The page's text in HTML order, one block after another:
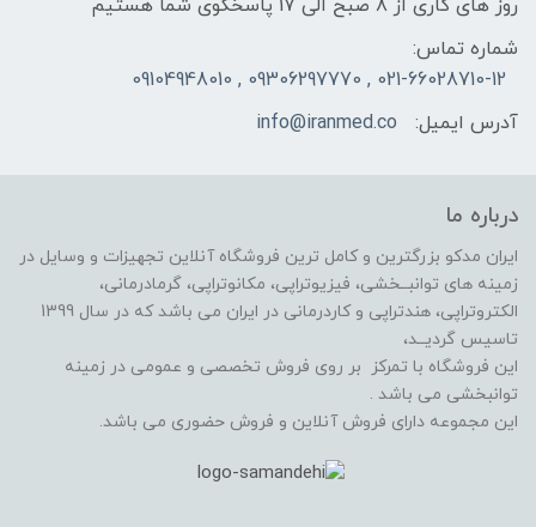
روز های کاری از 8 صبح الی 17 پاسخگوی شما هستیم
شماره تماس:
021-66028710-12 , 09306297770 , 09104948010
آدرس ایمیل:
info@iranmed.co
درباره ما
ایران مدکو بزرگترین و کامل ترین فروشگاه آنلاین تجهیزات و وسایل در
زمینه های توانبــخشی، فیزیوتراپی، مکانوتراپی، گرمادرمانی،
الکتروتراپی، هندتراپی و کاردرمانی در ایران می باشد که در سال 1399
تاسیس گردیــد،
این فروشگاه با تمرکز بر روی فروش تخصصی و عمومی در زمینه
توانبخشی می باشد .
این مجموعه دارای فروش آنلاین و فروش حضوری می باشد.